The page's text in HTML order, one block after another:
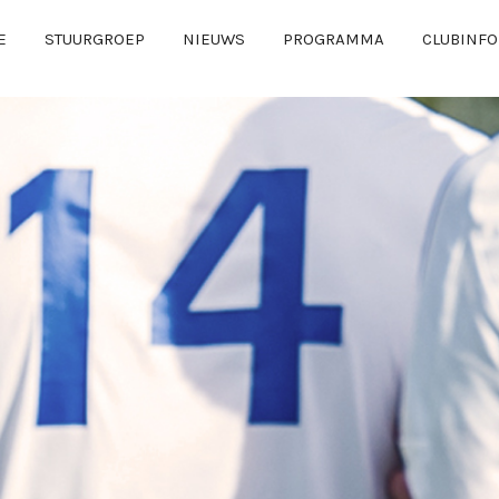
STUURGROEP NIEUWS PROGRAMMA CLUBINFO